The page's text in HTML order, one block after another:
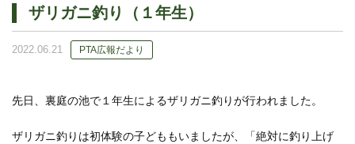
ザリガニ釣り（１年生）
2022.06.21 PTA広報だより
先日、裏庭の池で１年生によるザリガニ釣りが行われました。
ザリガニ釣りは初体験の子どももいましたが、「絶対に釣り上げ